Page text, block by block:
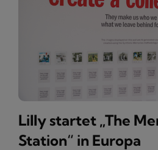
Lilly startet „The
Station“ in Europa